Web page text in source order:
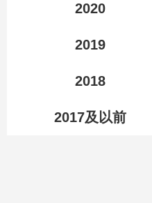
2020
2019
2018
2017及以前